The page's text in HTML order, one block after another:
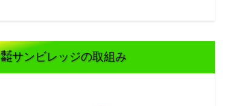
㍿サンビレッジの取組み